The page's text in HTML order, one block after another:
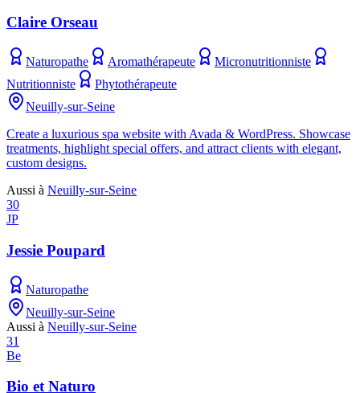
Claire Orseau
Naturopathe Aromathérapeute
Micronutritionniste
Nutritionniste
Phytothérapeute
Neuilly-sur-Seine
Create a luxurious spa website with Avada & WordPress. Showcase
treatments, highlight special offers, and attract clients with elegant,
custom designs.
Aussi à Neuilly-sur-Seine
30
JP
Jessie Poupard
Naturopathe
Neuilly-sur-Seine
Aussi à Neuilly-sur-Seine
31
Be
Bio et Naturo